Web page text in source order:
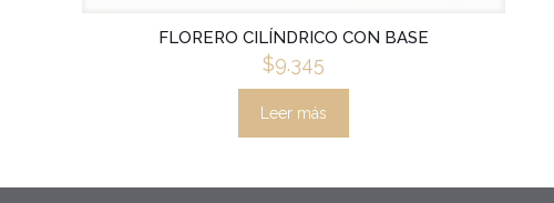
FLORERO CILÍNDRICO CON BASE
$9.345
Leer más